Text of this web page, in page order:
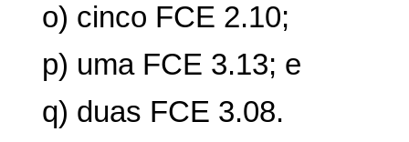
o) cinco FCE 2.10;
p) uma FCE 3.13; e
q) duas FCE 3.08.